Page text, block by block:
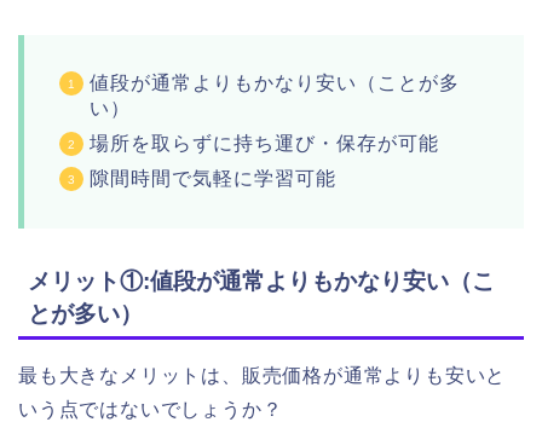
値段が通常よりもかなり安い（ことが多
い）
場所を取らずに持ち運び・保存が可能
隙間時間で気軽に学習可能
メリット①:値段が通常よりもかなり安い（こ
とが多い）
最も大きなメリットは、販売価格が通常よりも安いと
いう点ではないでしょうか？